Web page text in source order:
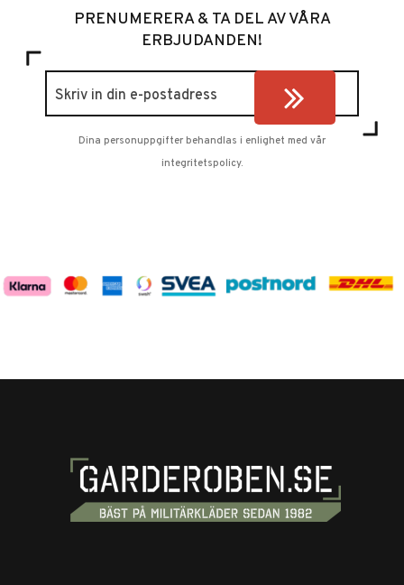
PRENUMERERA & TA DEL AV VÅRA
ERBJUDANDEN!
Dina personuppgifter behandlas i enlighet med vår
integritetspolicy.